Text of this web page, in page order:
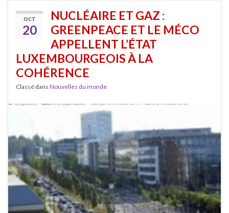
OCT
20
NUCLÉAIRE ET GAZ :
GREENPEACE ET LE MÉCO
APPELLENT L’ÉTAT
LUXEMBOURGEOIS À LA
COHÉRENCE
Classé dans Nouvelles du monde